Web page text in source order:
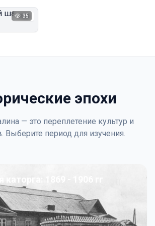
1923
35
эпохи
— это переплетение культур и
Выберите период для изучения.
1869 - 1906 гг